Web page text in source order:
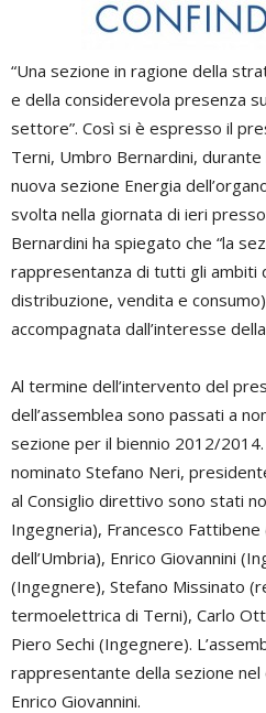
“Una sezione in ragione della
e della considerevola presenza
settore”. Così si è espresso il
Terni, Umbro Bernardini,
nuova sezione Energia
svolta nella giornata di ieri
Bernardini ha spiegato che “la
rappresentanza di tutti gli ambiti
distribuzione, vendita e
accompagnata dall’interesse
Al termine dell’intervento del
dell’assemblea sono passati a
sezione per il biennio 2012/
nominato Stefano Neri,
al Consiglio direttivo sono stati
Ingegneria), Francesco
dell’Umbria), Enrico Giovannini
(Ingegnere), Stefano Missinato
termoelettrica di Terni), Carlo
Piero Sechi (Ingegnere).
rappresentante della sezione
Enrico Giovannini.